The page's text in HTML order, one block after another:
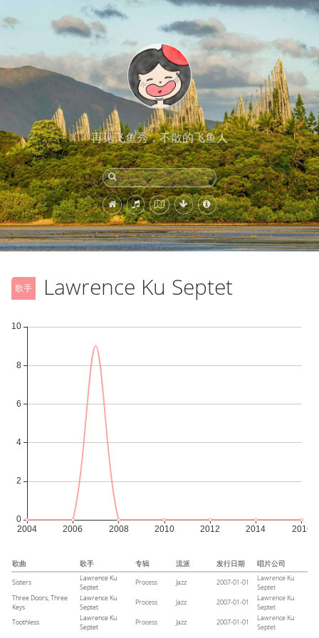
再见飞鱼秀，不散的飞鱼人
歌手 Lawrence Ku Septet
歌曲 歌手 专辑 流派 发行日期 唱片公司
Sisters
Lawrence Ku
Septet
Process Jazz 2007-01-01
Lawrence Ku
Septet
Three Doors, Three
Keys
Lawrence Ku
Septet
Process Jazz 2007-01-01
Lawrence Ku
Septet
Toothless
Lawrence Ku
Septet
Process Jazz 2007-01-01
Lawrence Ku
Septet